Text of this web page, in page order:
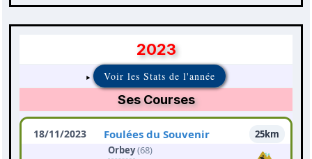
2023
Voir les Stats de l'année
Ses Courses
18/11/2023 Foulées du Souvenir
25km
Orbey(68)